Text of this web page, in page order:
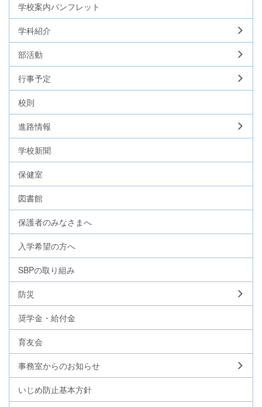
学校案内パンフレット
学科紹介
部活動
行事予定
校則
進路情報
学校新聞
保健室
図書館
保護者のみなさまへ
入学希望の方へ
SBPの取り組み
防災
奨学金・給付金
育友会
事務室からのお知らせ
いじめ防止基本方針